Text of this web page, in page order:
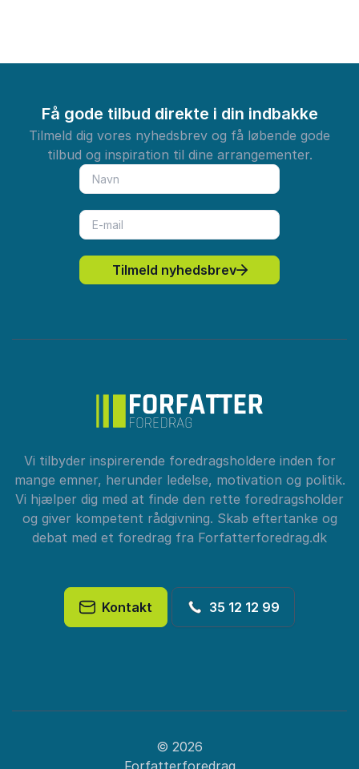
Få gode tilbud direkte i din indbakke
Tilmeld dig vores nyhedsbrev og få løbende gode
tilbud og inspiration til dine arrangementer.
Tilmeld nyhedsbrev
Vi tilbyder inspirerende foredragsholdere inden for
mange emner, herunder ledelse, motivation og politik.
Vi hjælper dig med at finde den rette foredragsholder
og giver kompetent rådgivning. Skab eftertanke og
debat med et foredrag fra Forfatterforedrag.dk
Kontakt 35 12 12 99
© 2026
Forfatterforedrag